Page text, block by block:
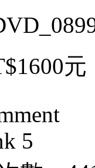
元